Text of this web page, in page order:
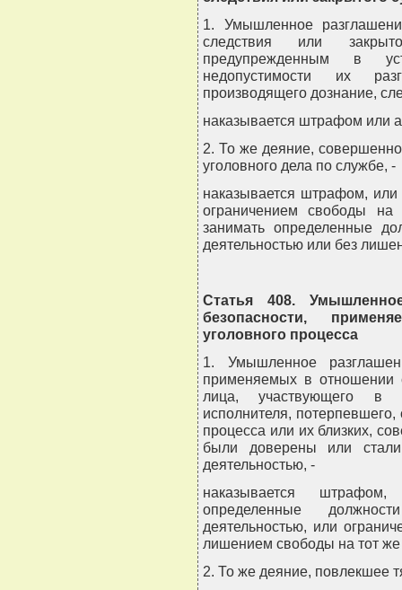
1. Умышленное
следствия или
предупрежденным в
недопустимости их
производящего дознание,
наказывается штрафом или
2. То же деяние,
уголовного дела по службе, -
наказывается штрафом,
ограничением свободы
занимать определенные
деятельностью или без
Статья 408.
безопасности,
уголовного процесса
1. Умышленное
применяемых в отношении
лица, участвующего в
исполнителя, потерпевшего,
процесса или их близких,
были доверены или
деятельностью, -
наказывается
определенные
деятельностью, или
лишением свободы на тот же
2. То же деяние, повлекшее